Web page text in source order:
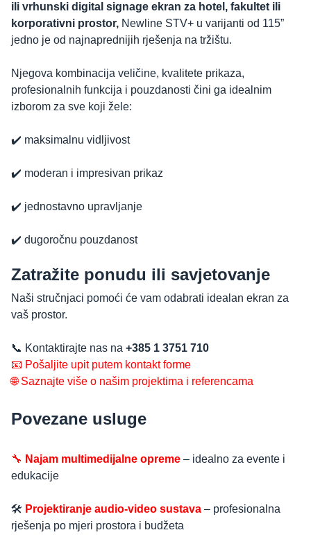
ili vrhunski digital signage ekran za hotel, fakultet ili
korporativni prostor, Newline STV+ u varijanti od 115”
jedno je od najnaprednijih rješenja na tržištu.
Njegova kombinacija veličine, kvalitete prikaza,
profesionalnih funkcija i pouzdanosti čini ga idealnim
izborom za sve koji žele:
✔️ maksimalnu vidljivost
✔️ moderan i impresivan prikaz
✔️ jednostavno upravljanje
✔️ dugoročnu pouzdanost
Zatražite ponudu ili savjetovanje
Naši stručnjaci pomoći će vam odabrati idealan ekran za
vaš prostor.
📞 Kontaktirajte nas na +385 1 3751 710
📧 Pošaljite upit putem kontakt forme
🌐 Saznajte više o našim projektima i referencama
Povezane usluge
🔧 Najam multimedijalne opreme – idealno za evente i
edukacije
🛠️ Projektiranje audio-video sustava – profesionalna
rješenja po mjeri prostora i budžeta